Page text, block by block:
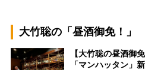
大竹聡の「昼酒御免！」
【大竹聡の昼酒御
「マンハッタン」